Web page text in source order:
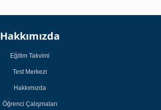
Hakkımızda
Eğitim Takvimi
Test Merkezi
Hakkımızda
Öğrenci Çalışmaları